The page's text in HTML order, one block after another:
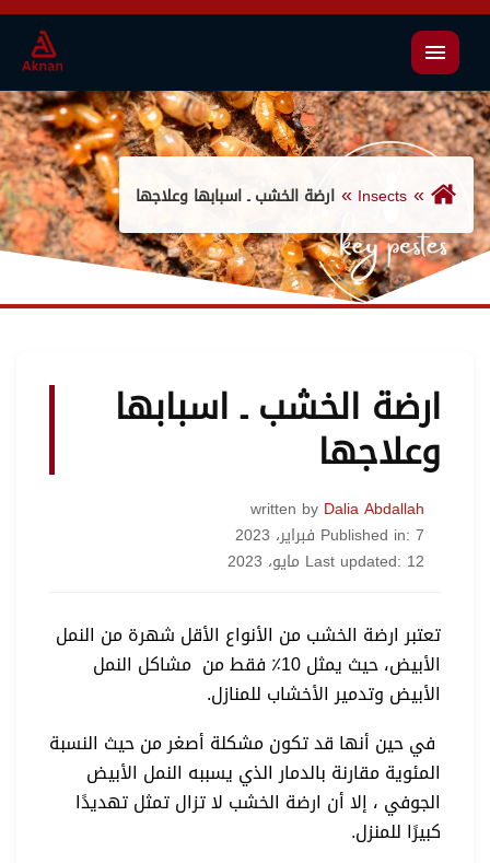
القائمة
Insects ارضة الخشب ـ اسبابها وعلاجها
ارضة الخشب ـ اسبابها
وعلاجها
written by Dalia Abdallah
Published in: 7 فبراير، 2023
Last updated: 12 مايو، 2023
تعتبر ارضة الخشب من الأنواع الأقل شهرة من النمل
الأبيض، حيث يمثل 10٪ فقط من مشاكل النمل
الأبيض وتدمير الأخشاب للمنازل.
في حين أنها قد تكون مشكلة أصغر من حيث النسبة
المئوية مقارنة بالدمار الذي يسببه النمل الأبيض
الجوفي ، إلا أن ارضة الخشب لا تزال تمثل تهديدًا
كبيرًا للمنزل.